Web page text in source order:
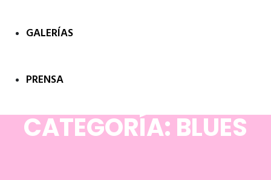
GALERÍAS
PRENSA
CATEGORÍA: BLUES